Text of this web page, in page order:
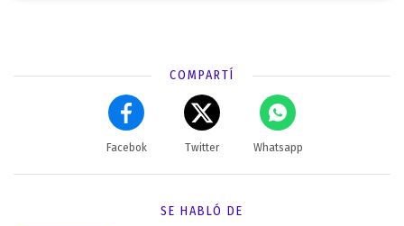
COMPARTÍ
Facebok Twitter Whatsapp
SE HABLÓ DE